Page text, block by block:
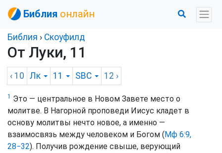
Библия онлайн
Библия › Скоуфилд
От Луки, 11
‹ 10 Лк 11 SBC 12 ›
1 Это — центральное в Новом Завете место о
молитве. В Нагорной проповеди Иисус кладет в
основу молитвы нечто новое, а именно —
взаимосвязь между человеком и Богом (Мф 6:9,
28−32). Получив рождение свыше, верующий